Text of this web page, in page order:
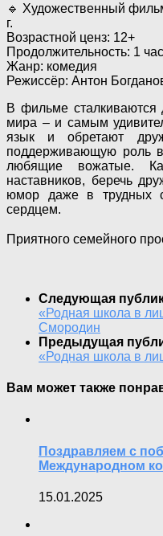
🔹 Художественный
г.
Возрастной ценз: 12+
Продолжительность: 1
Жанр: комедия
Режиссёр: Антон
В фильме сталкиваются
мира – и самым
язык и обретают
поддерживающую роль
любящие вожатые.
наставников, беречь
юмор даже в трудных
сердцем.
Приятного семейного
Следующая
«Родная школа в
Смородин
Предыдущая
«Родная школа в
Вам может также
Поздравляем с
Международном
15.01.2025